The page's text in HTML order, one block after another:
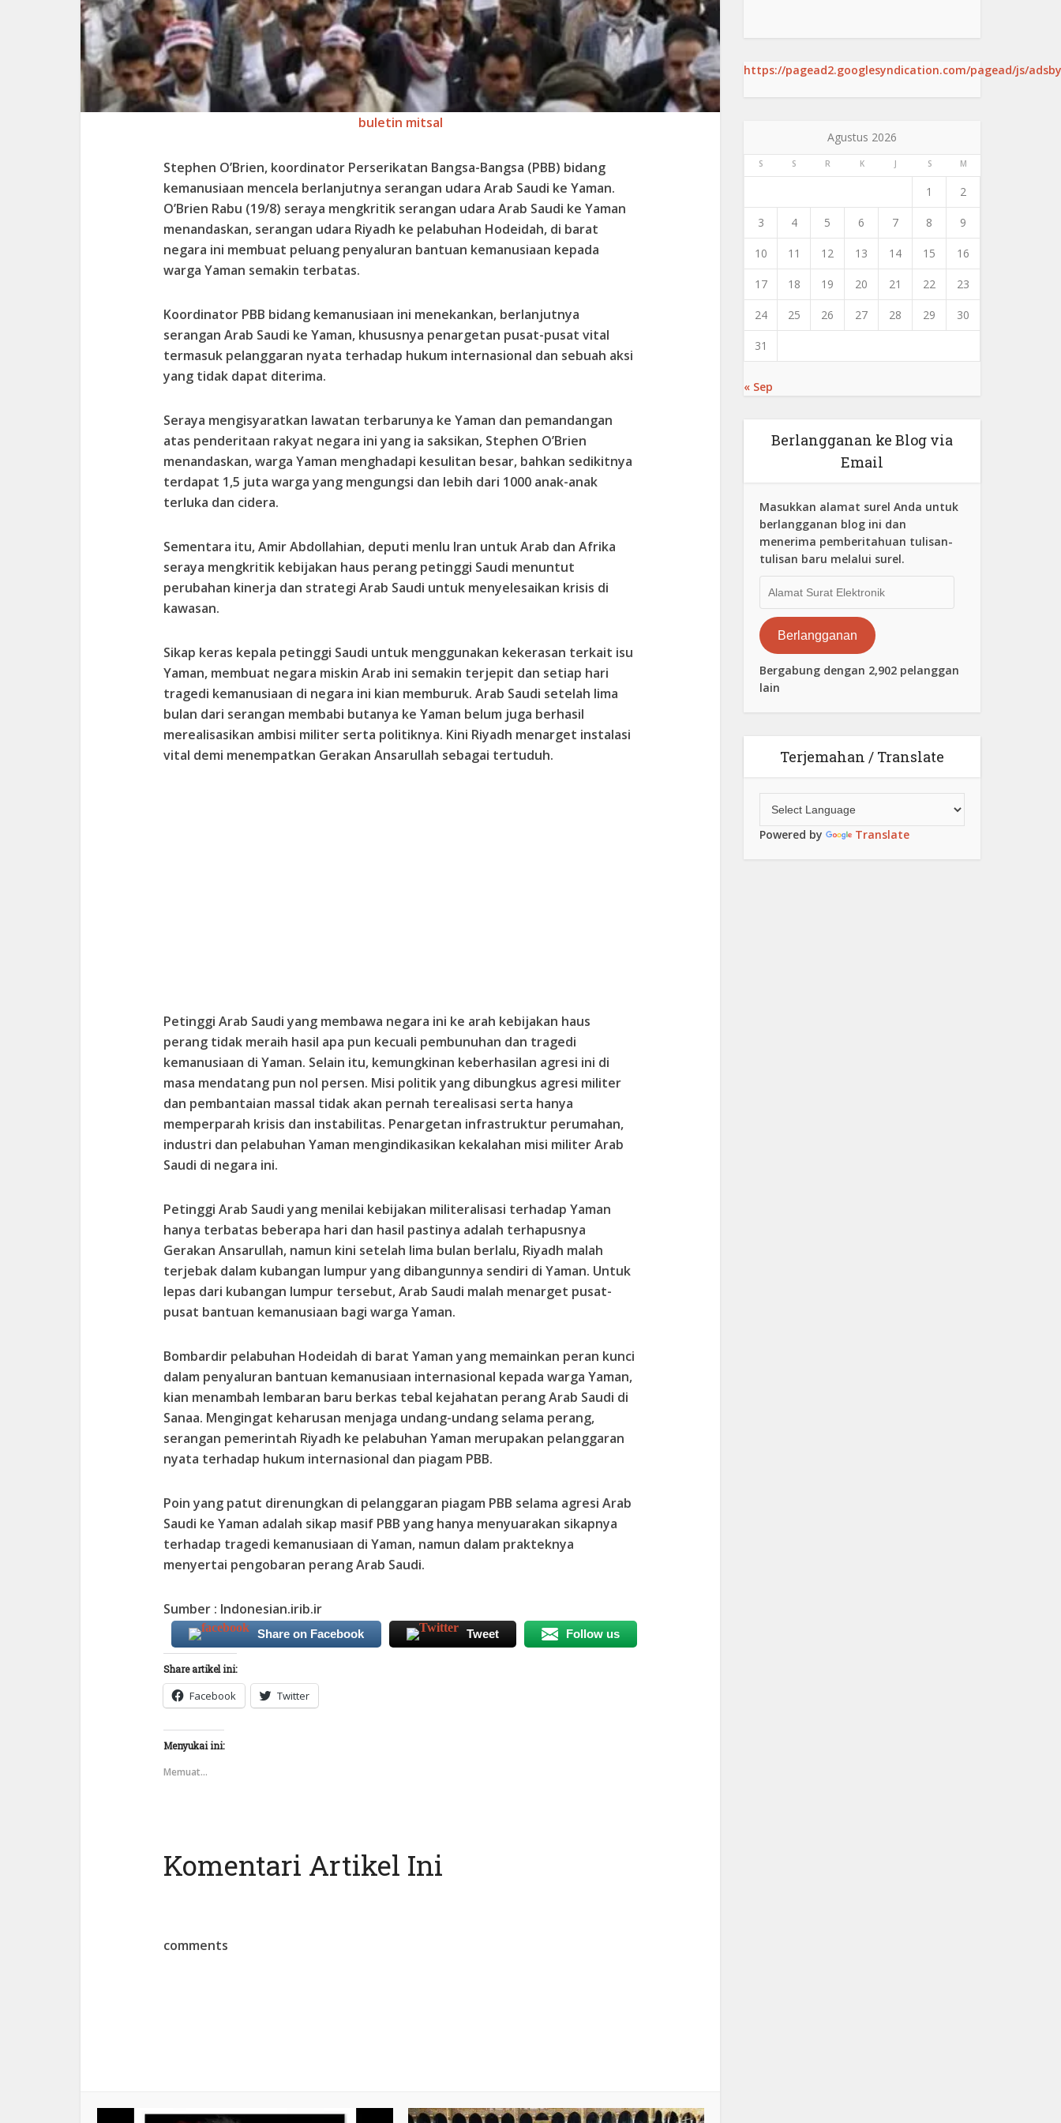
buletin mitsal
Stephen O’Brien, koordinator Perserikatan Bangsa-Bangsa (PBB) bidang
kemanusiaan mencela berlanjutnya serangan udara Arab Saudi ke Yaman.
O’Brien Rabu (19/8) seraya mengkritik serangan udara Arab Saudi ke Yaman
menandaskan, serangan udara Riyadh ke pelabuhan Hodeidah, di barat
negara ini membuat peluang penyaluran bantuan kemanusiaan kepada
warga Yaman semakin terbatas.
Koordinator PBB bidang kemanusiaan ini menekankan, berlanjutnya
serangan Arab Saudi ke Yaman, khususnya penargetan pusat-pusat vital
termasuk pelanggaran nyata terhadap hukum internasional dan sebuah aksi
yang tidak dapat diterima.
Seraya mengisyaratkan lawatan terbarunya ke Yaman dan pemandangan
atas penderitaan rakyat negara ini yang ia saksikan, Stephen O’Brien
menandaskan, warga Yaman menghadapi kesulitan besar, bahkan sedikitnya
terdapat 1,5 juta warga yang mengungsi dan lebih dari 1000 anak-anak
terluka dan cidera.
Sementara itu, Amir Abdollahian, deputi menlu Iran untuk Arab dan Afrika
seraya mengkritik kebijakan haus perang petinggi Saudi menuntut
perubahan kinerja dan strategi Arab Saudi untuk menyelesaikan krisis di
kawasan.
Sikap keras kepala petinggi Saudi untuk menggunakan kekerasan terkait isu
Yaman, membuat negara miskin Arab ini semakin terjepit dan setiap hari
tragedi kemanusiaan di negara ini kian memburuk. Arab Saudi setelah lima
bulan dari serangan membabi butanya ke Yaman belum juga berhasil
merealisasikan ambisi militer serta politiknya. Kini Riyadh menarget instalasi
vital demi menempatkan Gerakan Ansarullah sebagai tertuduh.
Petinggi Arab Saudi yang membawa negara ini ke arah kebijakan haus
perang tidak meraih hasil apa pun kecuali pembunuhan dan tragedi
kemanusiaan di Yaman. Selain itu, kemungkinan keberhasilan agresi ini di
masa mendatang pun nol persen. Misi politik yang dibungkus agresi militer
dan pembantaian massal tidak akan pernah terealisasi serta hanya
memperparah krisis dan instabilitas. Penargetan infrastruktur perumahan,
industri dan pelabuhan Yaman mengindikasikan kekalahan misi militer Arab
Saudi di negara ini.
Petinggi Arab Saudi yang menilai kebijakan militeralisasi terhadap Yaman
hanya terbatas beberapa hari dan hasil pastinya adalah terhapusnya
Gerakan Ansarullah, namun kini setelah lima bulan berlalu, Riyadh malah
terjebak dalam kubangan lumpur yang dibangunnya sendiri di Yaman. Untuk
lepas dari kubangan lumpur tersebut, Arab Saudi malah menarget pusat-
pusat bantuan kemanusiaan bagi warga Yaman.
Bombardir pelabuhan Hodeidah di barat Yaman yang memainkan peran kunci
dalam penyaluran bantuan kemanusiaan internasional kepada warga Yaman,
kian menambah lembaran baru berkas tebal kejahatan perang Arab Saudi di
Sanaa. Mengingat keharusan menjaga undang-undang selama perang,
serangan pemerintah Riyadh ke pelabuhan Yaman merupakan pelanggaran
nyata terhadap hukum internasional dan piagam PBB.
Poin yang patut direnungkan di pelanggaran piagam PBB selama agresi Arab
Saudi ke Yaman adalah sikap masif PBB yang hanya menyuarakan sikapnya
terhadap tragedi kemanusiaan di Yaman, namun dalam prakteknya
menyertai pengobaran perang Arab Saudi.
Sumber : Indonesian.irib.ir
Share on Facebook Tweet Follow us
Share artikel ini:
Facebook Twitter
Menyukai ini:
Memuat...
Komentari Artikel Ini
comments
https://pagead2.googlesyndication.com/pagead/js/
Agustus 2026
S S R K J S M
1 2
3 4 5 6 7 8 9
10 11 12 13 14 15 16
17 18 19 20 21 22 23
24 25 26 27 28 29 30
31
« Sep
Berlangganan ke Blog via
Email
Masukkan alamat surel Anda untuk
berlangganan blog ini dan
menerima pemberitahuan tulisan-
tulisan baru melalui surel.
Surat
Elektronik
Berlangganan
Bergabung dengan 2,902 pelanggan
lain
Terjemahan / Translate
Powered by Translate